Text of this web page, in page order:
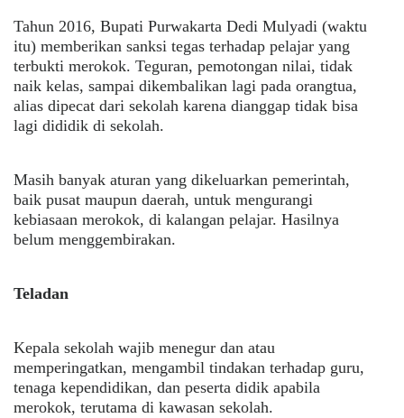
Tahun 2016, Bupati Purwakarta Dedi Mulyadi (waktu
itu) memberikan sanksi tegas terhadap pelajar yang
terbukti merokok. Teguran, pemotongan nilai, tidak
naik kelas, sampai dikembalikan lagi pada orangtua,
alias dipecat dari sekolah karena dianggap tidak bisa
lagi dididik di sekolah.
Masih banyak aturan yang dikeluarkan pemerintah,
baik pusat maupun daerah, untuk mengurangi
kebiasaan merokok, di kalangan pelajar. Hasilnya
belum menggembirakan.
Teladan
Kepala sekolah wajib menegur dan atau
memperingatkan, mengambil tindakan terhadap guru,
tenaga kependidikan, dan peserta didik apabila
merokok, terutama di kawasan sekolah.